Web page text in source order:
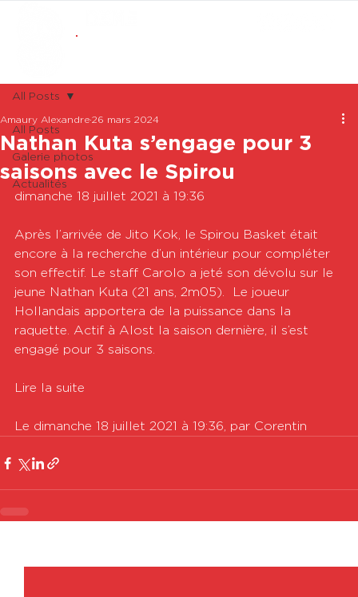
All Posts
Galerie photos
Actualités
All Posts
Nathan Kuta s’engage pour 3
saisons avec le Spirou
Amaury Alexandre 26 mars 2024
dimanche 18 juillet 2021 à 19:36
Après l’arrivée de Jito Kok, le Spirou Basket était
encore à la recherche d’un intérieur pour compléter
son effectif. Le staff Carolo a jeté son dévolu sur le
jeune Nathan Kuta (21 ans, 2m05).  Le joueur
Hollandais apportera de la puissance dans la
raquette. Actif à Alost la saison dernière, il s’est
engagé pour 3 saisons.
Lire la suite
Le dimanche 18 juillet 2021 à 19:36, par Corentin